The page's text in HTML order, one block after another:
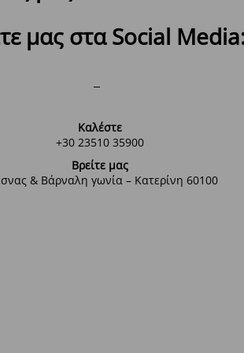
μας στα Social
Καλέστε
+30 23510 35900
Βρείτε μας
& Βάρναλη γωνία – Κατερίνη 60100